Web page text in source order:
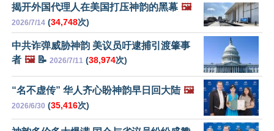
揭开外国代理人在美国打压神韵的黑幕 🖼️
2026/7/14 (34,748次)
中共诈弹威胁神韵 美议员吁逮捕引渡肇事
者 🖼️📝 2026/7/11 (38,974次)
“名不虚传” 华人齐心盼神韵早日回大陆 🖼️
2026/6/30 (35,416次)